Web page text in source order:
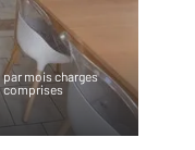
par mois charges
comprises